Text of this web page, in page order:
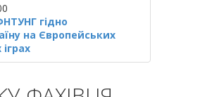
гідно
на Європейських